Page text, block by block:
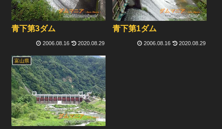
青下第3ダム
2006.08.16 2020.08.29
青下第1ダム
2006.08.16 2020.08.29
富山県